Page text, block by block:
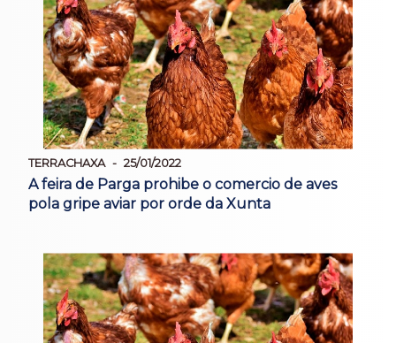
TERRACHAXA 25/01/2022
A feira de Parga prohibe o comercio de aves
pola gripe aviar por orde da Xunta